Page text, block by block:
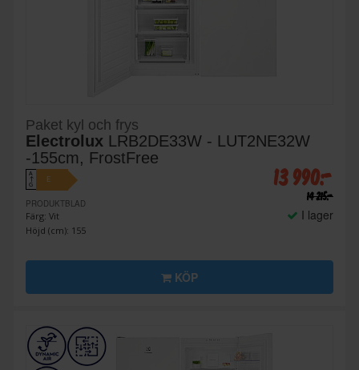
Paket kyl och frys
Electrolux LRB2DE33W - LUT2NE32W
-155cm, FrostFree
A
↑
G
E
PRODUKTBLAD
Färg: Vit
Höjd (cm): 155
13 990:-
14 215:-
I lager
KÖP